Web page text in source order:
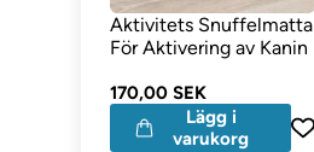
Aktivitets Snuffelmatta
För Aktivering av Kanin
170,00 SEK
Lägg i
varukorg